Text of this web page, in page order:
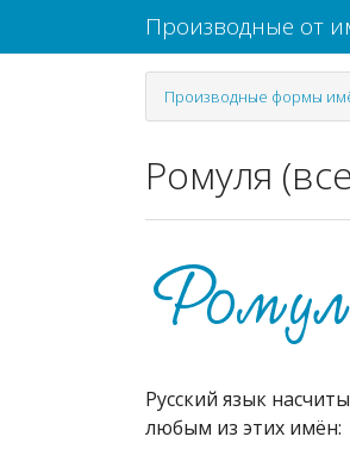
Производные от
Производные формы
Ромуля
Русский язык
любым из этих имён: